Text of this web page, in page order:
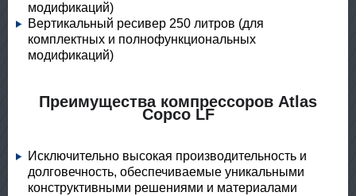
модификаций)
Вертикальный ресивер 250 литров (для
комплектных и полнофункциональных
модификаций)
Преимущества компрессоров Atlas
Copco LF
Исключительно высокая производительность и
долговечность, обеспечиваемые уникальными
конструктивными решениями и материалами